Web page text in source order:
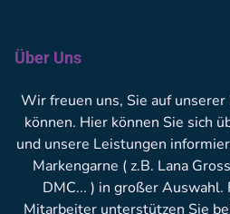
Über Uns
Wir freuen uns, Sie auf
können. Hier können Sie sich
und unsere Leistungen
Markengarne ( z.B. Lana
DMC... ) in großer Auswahl.
Mitarbeiter unterstützen Sie